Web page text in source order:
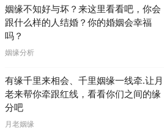
姻缘不知好与坏？来这里看看吧，你会
跟什么样的人结婚？你的婚姻会幸福
吗？
姻缘分析
有缘千里来相会、千里姻缘一线牵.让月
老来帮你牵跟红线，看看你们之间的缘
分吧
月老姻缘